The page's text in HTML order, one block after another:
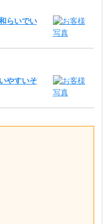
らいでい
やすいそ